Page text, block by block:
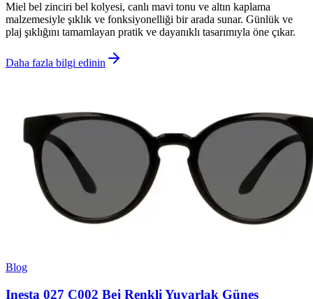
Miel bel zinciri bel kolyesi, canlı mavi tonu ve altın kaplama
malzemesiyle şıklık ve fonksiyonelliği bir arada sunar. Günlük ve
plaj şıklığını tamamlayan pratik ve dayanıklı tasarımıyla öne çıkar.
Daha fazla bilgi edinin
Blog
Inesta 027 C002 Bej Renkli Yuvarlak Güneş